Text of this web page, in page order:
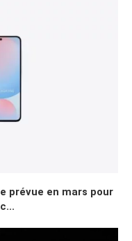
prévue en mars pour